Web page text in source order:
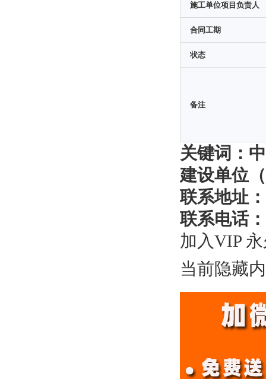
施工单位项目负责人
合同工期
状态
备注
关键词：
建设单位
联系地址
联系电话
加入VIP
当前隐藏